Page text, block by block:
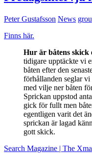
Peter Gustafsson News
Finns här.
Hur är båtens skick
tidigare upptäckte vi
båten efter den
förhållanden seglar
med vilje ner båten
Sprickan uppstod
gick för fullt men
egentligen varit det
sprickan är lagad
gott skick.
Search Magazine | The